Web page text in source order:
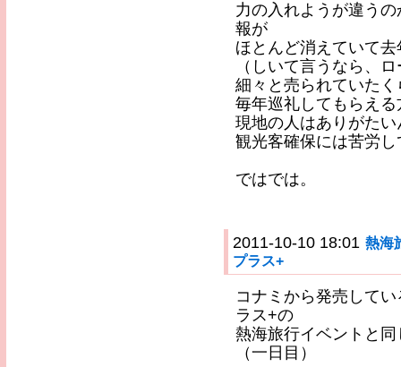
力の入れようが違う
報が
ほとんど消えていて
（しいて言うなら、
細々と売られていたく
毎年巡礼してもらえる
現地の人はありがた
観光客確保には苦労
ではでは。
2011-10-10 18:01 熱海
プラス+
コナミから発売して
ラス+の
熱海旅行イベントと
（一日目）